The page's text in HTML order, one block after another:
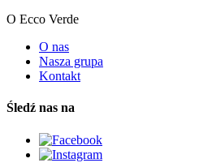
O Ecco Verde
O nas
Nasza grupa
Kontakt
Śledź nas na